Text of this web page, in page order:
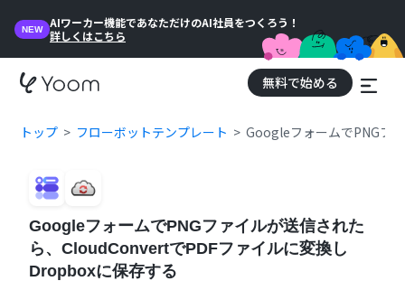
NEW
AIワーカー機能であなただけのAI社員をつくろう！
詳しくはこちら
無料で始める
トップ フローボットテンプレート GoogleフォームでPNGフ
GoogleフォームでPNGファイルが送信された
ら、CloudConvertでPDFファイルに変換し
Dropboxに保存する